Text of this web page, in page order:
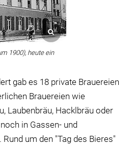
1900), heute ein
gab es 18 private Brauereien
Brauereien wie
Laubenbräu, Hacklbräu oder
in Gassen- und
um den "Tag des Bieres"